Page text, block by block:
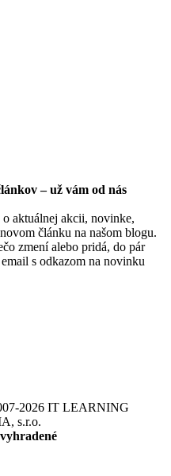
– už vám od nás
aktuálnej akcii, novinke,
článku na našom blogu.
zmení alebo pridá, do pár
s odkazom na novinku
2026 IT LEARNING
s.r.o.